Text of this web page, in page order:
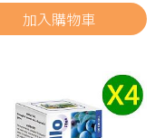
加入購物車